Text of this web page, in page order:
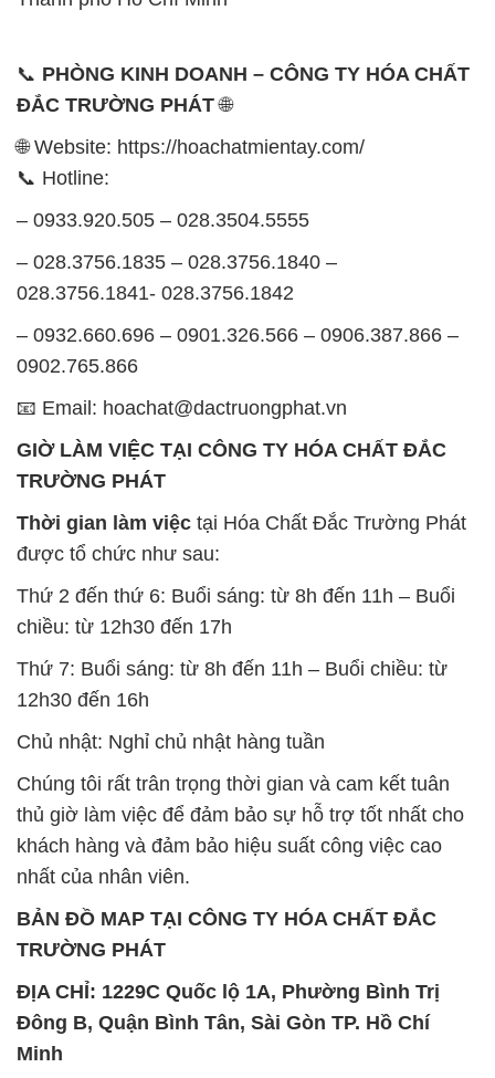
📞 PHÒNG KINH DOANH – CÔNG TY HÓA CHẤT
ĐẮC TRƯỜNG PHÁT🌐
🌐 Website: https://hoachatmientay.com/
📞 Hotline:
– 0933.920.505 – 028.3504.5555
– 028.3756.1835 – 028.3756.1840 –
028.3756.1841- 028.3756.1842
– 0932.660.696 – 0901.326.566 – 0906.387.866 –
0902.765.866
📧 Email: hoachat@dactruongphat.vn
GIỜ LÀM VIỆC TẠI CÔNG TY HÓA CHẤT ĐẮC
TRƯỜNG PHÁT
Thời gian làm việc tại Hóa Chất Đắc Trường Phát
được tổ chức như sau:
Thứ 2 đến thứ 6: Buổi sáng: từ 8h đến 11h – Buổi
chiều: từ 12h30 đến 17h
Thứ 7: Buổi sáng: từ 8h đến 11h – Buổi chiều: từ
12h30 đến 16h
Chủ nhật: Nghỉ chủ nhật hàng tuần
Chúng tôi rất trân trọng thời gian và cam kết tuân
thủ giờ làm việc để đảm bảo sự hỗ trợ tốt nhất cho
khách hàng và đảm bảo hiệu suất công việc cao
nhất của nhân viên.
BẢN ĐỒ MAP TẠI CÔNG TY HÓA CHẤT ĐẮC
TRƯỜNG PHÁT
ĐỊA CHỈ: 1229C Quốc lộ 1A, Phường Bình Trị
Đông B, Quận Bình Tân, Sài Gòn TP. Hồ Chí
Minh